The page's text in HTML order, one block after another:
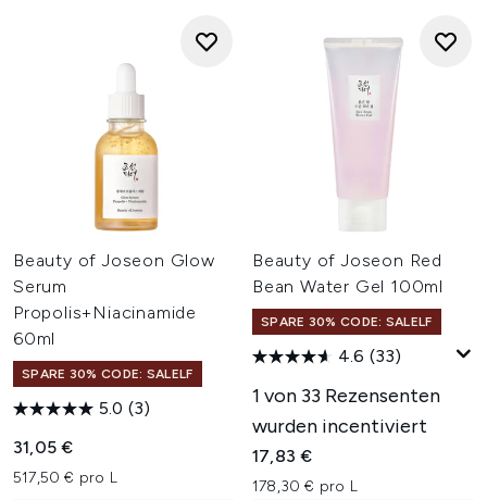
Beauty of Joseon Glow
Serum
Propolis+Niacinamide
60ml
SPARE 30% CODE: SALELF
5.0 (3)
31,05 €
517,50 € pro L
Beauty of Joseon Red
Bean Water Gel 100ml
SPARE 30% CODE: SALELF
4.6 (33)
1 von 33 Rezensenten
wurden incentiviert
17,83 €
178,30 € pro L